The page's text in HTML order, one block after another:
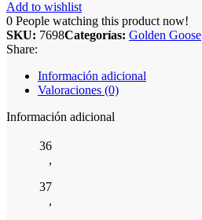
Add to wishlist
0 People watching this product now!
SKU: 7698Categorías: Golden Goose
Share:
Información adicional
Valoraciones (0)
Información adicional
36
,
37
,